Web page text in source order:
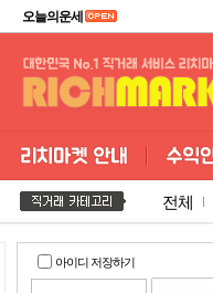
오늘의운세
전체
아이디 저장하기